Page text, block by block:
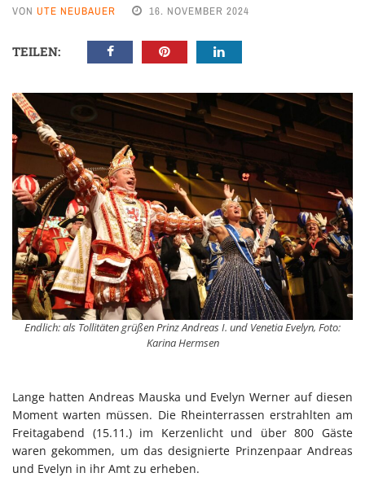
VON UTE NEUBAUER 16. NOVEMBER 2024
TEILEN:
Endlich: als Tollitäten grüßen Prinz Andreas I. und Venetia Evelyn, Foto:
Karina Hermsen
Lange hatten Andreas Mauska und Evelyn Werner auf diesen
Moment warten müssen. Die Rheinterrassen erstrahlten am
Freitagabend (15.11.) im Kerzenlicht und über 800 Gäste
waren gekommen, um das designierte Prinzenpaar Andreas
und Evelyn in ihr Amt zu erheben.